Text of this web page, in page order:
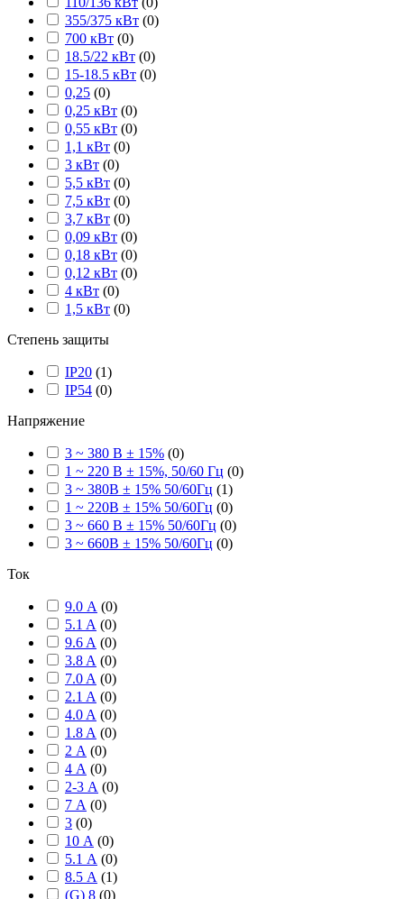
355/375 кВт (0)
700 кВт (0)
18.5/22 кВт (0)
15-18.5 кВт (0)
0,25 (0)
0,25 кВт (0)
0,55 кВт (0)
1,1 кВт (0)
3 кВт (0)
5,5 кВт (0)
7,5 кВт (0)
3,7 кВт (0)
0,09 кВт (0)
0,18 кВт (0)
0,12 кВт (0)
4 кВт (0)
1,5 кВт (0)
Степень защиты
IP20 (1)
IP54 (0)
Напряжение
3 ~ 380 В ± 15% (0)
1 ~ 220 В ± 15%, 50/60 Гц (0)
3 ~ 380В ± 15% 50/60Гц (1)
1 ~ 220В ± 15% 50/60Гц (0)
3 ~ 660 В ± 15% 50/60Гц (0)
3 ~ 660В ± 15% 50/60Гц (0)
Ток
9.0 А (0)
5.1 A (0)
9.6 A (0)
3.8 A (0)
7.0 A (0)
2.1 A (0)
4.0 A (0)
1.8 A (0)
2 А (0)
4 А (0)
2-3 А (0)
7 А (0)
3 (0)
10 А (0)
5.1 А (0)
8.5 А (1)
(G) 8 (0)